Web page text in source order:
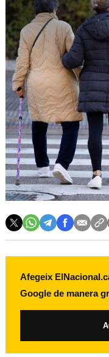
Afegeix
Google de manera